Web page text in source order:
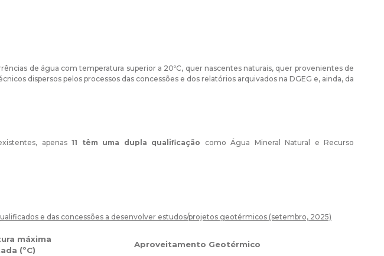
de água com temperatura superior a 20ºC, quer nascentes naturais, quer provenientes de
dispersos pelos processos das concessões e dos relatórios arquivados na DGEG e, ainda, da
apenas11 têm uma dupla qualificação como Água Mineral Natural e Recurso
e das concessões a desenvolver estudos/projetos geotérmicos (setembro, 2025)
máxima
(ºC)
Aproveitamento Geotérmico